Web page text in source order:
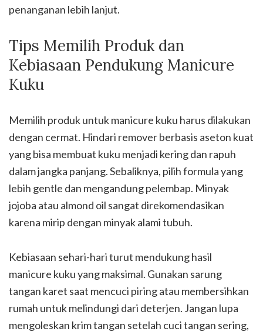
penanganan lebih lanjut.
Tips Memilih Produk dan
Kebiasaan Pendukung Manicure
Kuku
Memilih produk untuk manicure kuku harus dilakukan
dengan cermat. Hindari remover berbasis aseton kuat
yang bisa membuat kuku menjadi kering dan rapuh
dalam jangka panjang. Sebaliknya, pilih formula yang
lebih gentle dan mengandung pelembap. Minyak
jojoba atau almond oil sangat direkomendasikan
karena mirip dengan minyak alami tubuh.
Kebiasaan sehari-hari turut mendukung hasil
manicure kuku yang maksimal. Gunakan sarung
tangan karet saat mencuci piring atau membersihkan
rumah untuk melindungi dari deterjen. Jangan lupa
mengoleskan krim tangan setelah cuci tangan sering,